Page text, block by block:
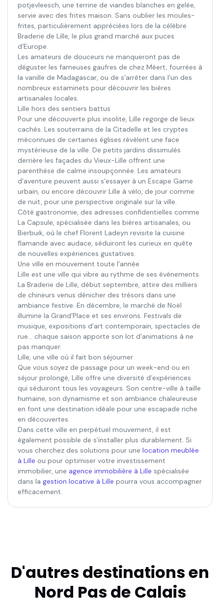
potjevleesch, une terrine de viandes blanches en gelée,
servie avec des frites maison. Sans oublier les moules-
frites, particulièrement appréciées lors de la célèbre
Braderie de Lille, le plus grand marché aux puces
d’Europe.
Les amateurs de douceurs ne manqueront pas de
déguster les fameuses gaufres de chez Méert, fourrées à
la vanille de Madagascar, ou de s’arrêter dans l’un des
nombreux estaminets pour découvrir les bières
artisanales locales.
Lille hors des sentiers battus
Pour une découverte plus insolite, Lille regorge de lieux
cachés. Les souterrains de la Citadelle et les cryptes
méconnues de certaines églises révèlent une face
mystérieuse de la ville. De petits jardins dissimulés
derrière les façades du Vieux-Lille offrent une
parenthèse de calme insoupçonnée. Les amateurs
d’aventure peuvent aussi s’essayer à un Escape Game
urbain, ou encore découvrir Lille à vélo, de jour comme
de nuit, pour une perspective originale sur la ville.
Côté gastronomie, des adresses confidentielles comme
La Capsule, spécialisée dans les bières artisanales, ou
Bierbuik, où le chef Florent Ladeyn revisite la cuisine
flamande avec audace, séduiront les curieux en quête
de nouvelles expériences gustatives.
Une ville en mouvement toute l’année
Lille est une ville qui vibre au rythme de ses événements.
La Braderie de Lille, début septembre, attire des milliers
de chineurs venus dénicher des trésors dans une
ambiance festive. En décembre, le marché de Noël
illumine la Grand’Place et ses environs. Festivals de
musique, expositions d’art contemporain, spectacles de
rue… chaque saison apporte son lot d’animations à ne
pas manquer.
Lille, une ville où il fait bon séjourner
Que vous soyez de passage pour un week-end ou en
séjour prolongé, Lille offre une diversité d’expériences
qui séduiront tous les voyageurs. Son centre-ville à taille
humaine, son dynamisme et son ambiance chaleureuse
en font une destination idéale pour une escapade riche
en découvertes.
Dans cette ville en perpétuel mouvement, il est
également possible de s’installer plus durablement. Si
vous cherchez des solutions pour une location meublée
à Lille ou pour optimiser votre investissement
immobilier, une agence immobilière à Lille spécialisée
dans la gestion locative à Lille pourra vous accompagner
efficacement.
D'autres destinations en
Nord Pas de Calais